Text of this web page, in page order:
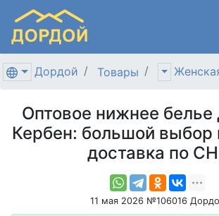
Дордой Товары
Оптовое нижнее белье
Кербен: большой выбор
доставка по
11 мая 2026 №106016